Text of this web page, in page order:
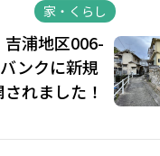
家・くらし
吉浦地区006-
ンクに新規
れました！